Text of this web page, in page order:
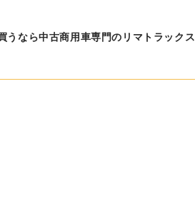
うなら中古商用車専門のリマトラックス